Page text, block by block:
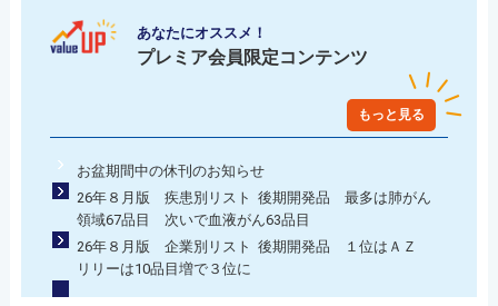
あなたにオススメ！
プレミア会員限定コンテンツ
もっと見る
お盆期間中の休刊のお知らせ
26年８月版 疾患別リスト 後期開発品 最多は肺がん
領域67品目 次いで血液がん63品目
26年８月版 企業別リスト 後期開発品 １位はＡＺ
リリーは10品目増で３位に